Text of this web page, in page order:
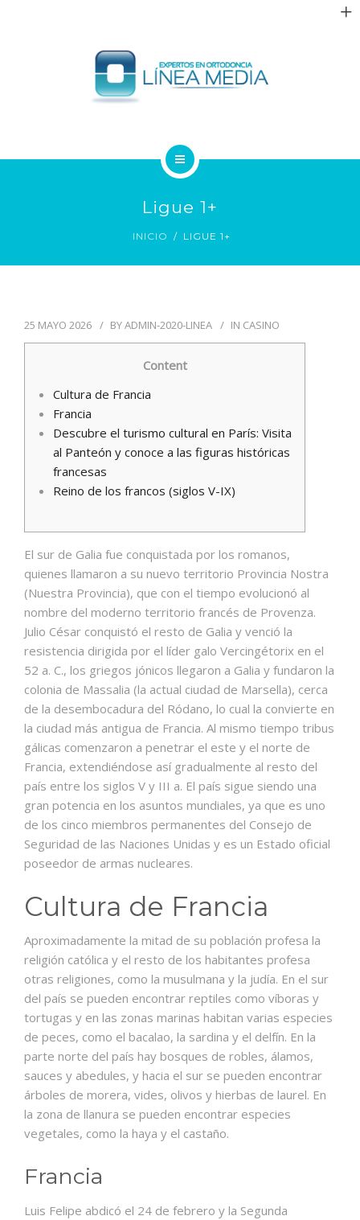
PIDE TU CITA
Ligue 1+
INICIO LIGUE 1+
25 MAYO 2026 BYADMIN-2020-LINEA IN CASINO
Content
Cultura de Francia
Francia
Descubre el turismo cultural en París: Visita
al Panteón y conoce a las figuras históricas
francesas
Reino de los francos (siglos V-IX)
El sur de Galia fue conquistada por los romanos,
quienes llamaron a su nuevo territorio Provincia Nostra
(Nuestra Provincia), que con el tiempo evolucionó al
nombre del moderno territorio francés de Provenza.​
Julio César conquistó el resto de Galia y venció la
resistencia dirigida por el líder galo Vercingétorix en el
52 a. C., los griegos jónicos llegaron a Galia y fundaron la
colonia de Massalia (la actual ciudad de Marsella), cerca
de la desembocadura del Ródano, lo cual la convierte en
la ciudad más antigua de Francia.​​ Al mismo tiempo tribus
gálicas comenzaron a penetrar el este y el norte de
Francia, extendiéndose así gradualmente al resto del
país entre los siglos V y III a. El país sigue siendo una
gran potencia en los asuntos mundiales,​ ya que es uno
de los cinco miembros permanentes del Consejo de
Seguridad de las Naciones Unidas y es un Estado oficial
poseedor de armas nucleares.
Cultura de Francia
Aproximadamente la mitad de su población profesa la
religión católica y el resto de los habitantes profesa
otras religiones, como la musulmana y la judía. En el sur
del país se pueden encontrar reptiles como víboras y
tortugas y en las zonas marinas habitan varias especies
de peces, como el bacalao, la sardina y el delfín. En la
parte norte del país hay bosques de robles, álamos,
sauces y abedules, y hacia el sur se pueden encontrar
árboles de morera, vides, olivos y hierbas de laurel. En
la zona de llanura se pueden encontrar especies
vegetales, como la haya y el castaño.
Francia
Luis Felipe abdicó el 24 de febrero y la Segunda